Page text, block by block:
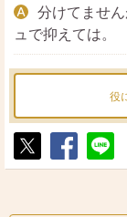
分けてませ
ュで抑えては。
役
ポ
シ
送